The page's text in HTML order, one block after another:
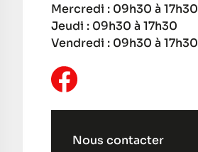
Mercredi : 09h30 à 17h30
Jeudi : 09h30 à 17h30
Vendredi : 09h30 à 17h30
Nous contacter